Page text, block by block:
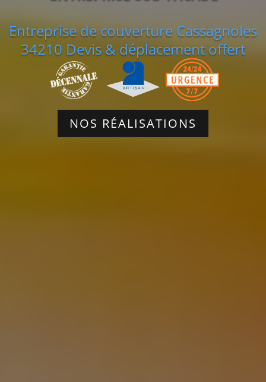
Entreprise de couverture Cassagnoles
34210 Devis & déplacement offert
NOS RÉALISATIONS